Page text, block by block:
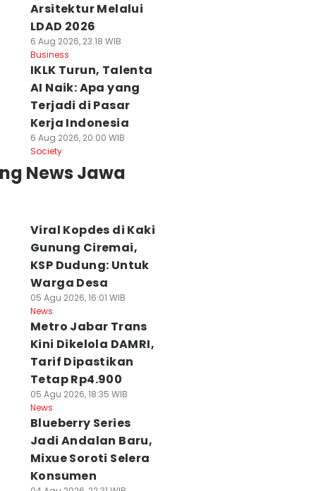
Arsitektur Melalui
LDAD 2026
6 Aug 2026, 23:18 WIB
Business
IKLK Turun, Talenta
AI Naik: Apa yang
Terjadi di Pasar
Kerja Indonesia
6 Aug 2026, 20:00 WIB
Society
News Jawa
Viral Kopdes di Kaki
Gunung Ciremai,
KSP Dudung: Untuk
Warga Desa
05 Agu 2026, 16:01 WIB
News
Metro Jabar Trans
Kini Dikelola DAMRI,
Tarif Dipastikan
Tetap Rp4.900
05 Agu 2026, 18:35 WIB
News
Blueberry Series
Jadi Andalan Baru,
Mixue Soroti Selera
Konsumen